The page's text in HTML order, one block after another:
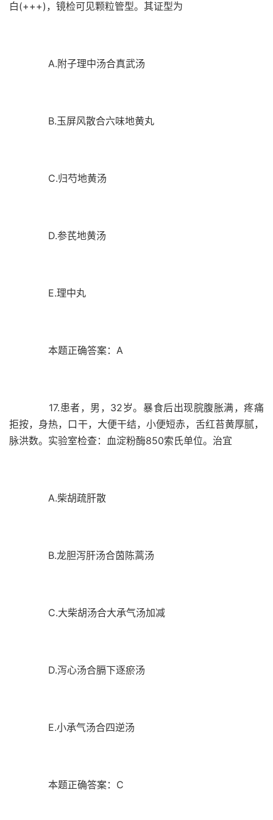
白(+++)，镜检可见颗粒管型。其证型为
A.附子理中汤合真武汤
B.玉屏风散合六味地黄丸
C.归芍地黄汤
D.参芪地黄汤
E.理中丸
本题正确答案：A
17.患者，男，32岁。暴食后出现脘腹胀满，疼痛
拒按，身热，口干，大便干结，小便短赤，舌红苔黄厚腻，
脉洪数。实验室检查：血淀粉酶850索氏单位。治宜
A.柴胡疏肝散
B.龙胆泻肝汤合茵陈蒿汤
C.大柴胡汤合大承气汤加减
D.泻心汤合膈下逐瘀汤
E.小承气汤合四逆汤
本题正确答案：C